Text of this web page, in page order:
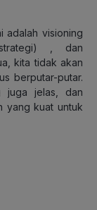
adalah visioning
, dan
kita tidak akan
berputar-putar.
juga jelas, dan
yang kuat untuk